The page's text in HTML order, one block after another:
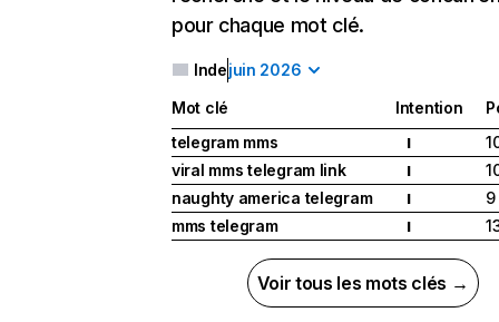
pour chaque mot clé.
Indejuin 2026
Mot clé Intention
telegram mms
I
viral mms telegram link
I
naughty america telegram
I
9
mms telegram
I
Voir tous les mots clés →